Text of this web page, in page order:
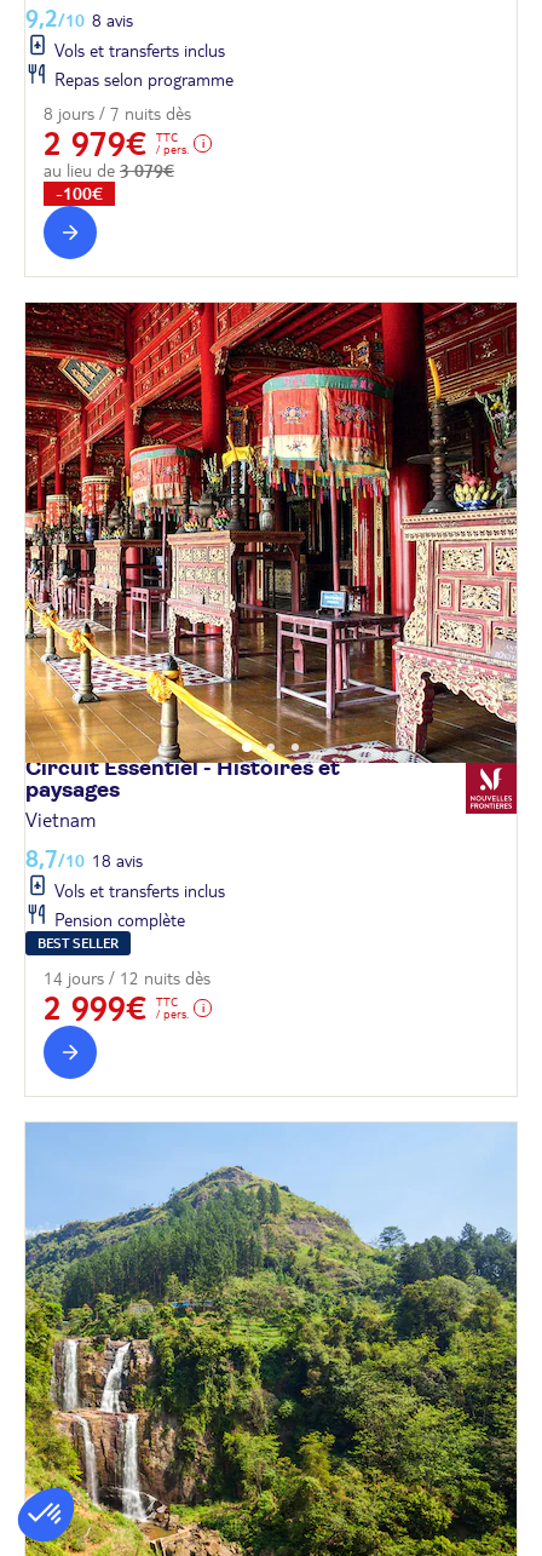
9,2/10 8 avis
Vols et transferts inclus
Repas selon programme
8 jours / 7 nuits dès
2 979€
TTC
/ pers.
au lieu de 3 079€
-100€
Circuit Essentiel - Histoires et
paysages
Vietnam
8,7/10 18 avis
Vols et transferts inclus
Pension complète
BEST SELLER
14 jours / 12 nuits dès
2 999€
TTC
/ pers.